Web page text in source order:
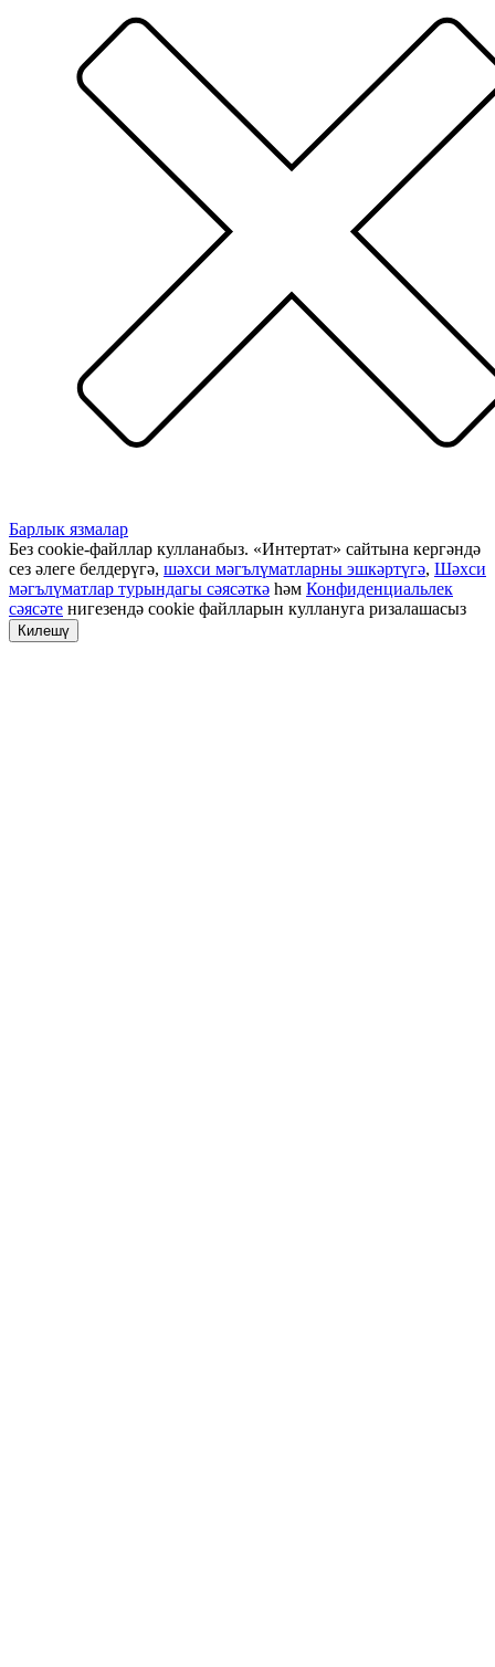
Барлык язмалар
Без cookie-файллар кулланабыз. «Интертат» сайтына кергәндә
сез әлеге белдерүгә, шәхси мәгълүматларны эшкәртүгә, Шәхси
мәгълүматлар турындагы сәясәткә һәм Конфиденциальлек
сәясәте нигезендә cookie файлларын куллануга ризалашасыз
Килешү